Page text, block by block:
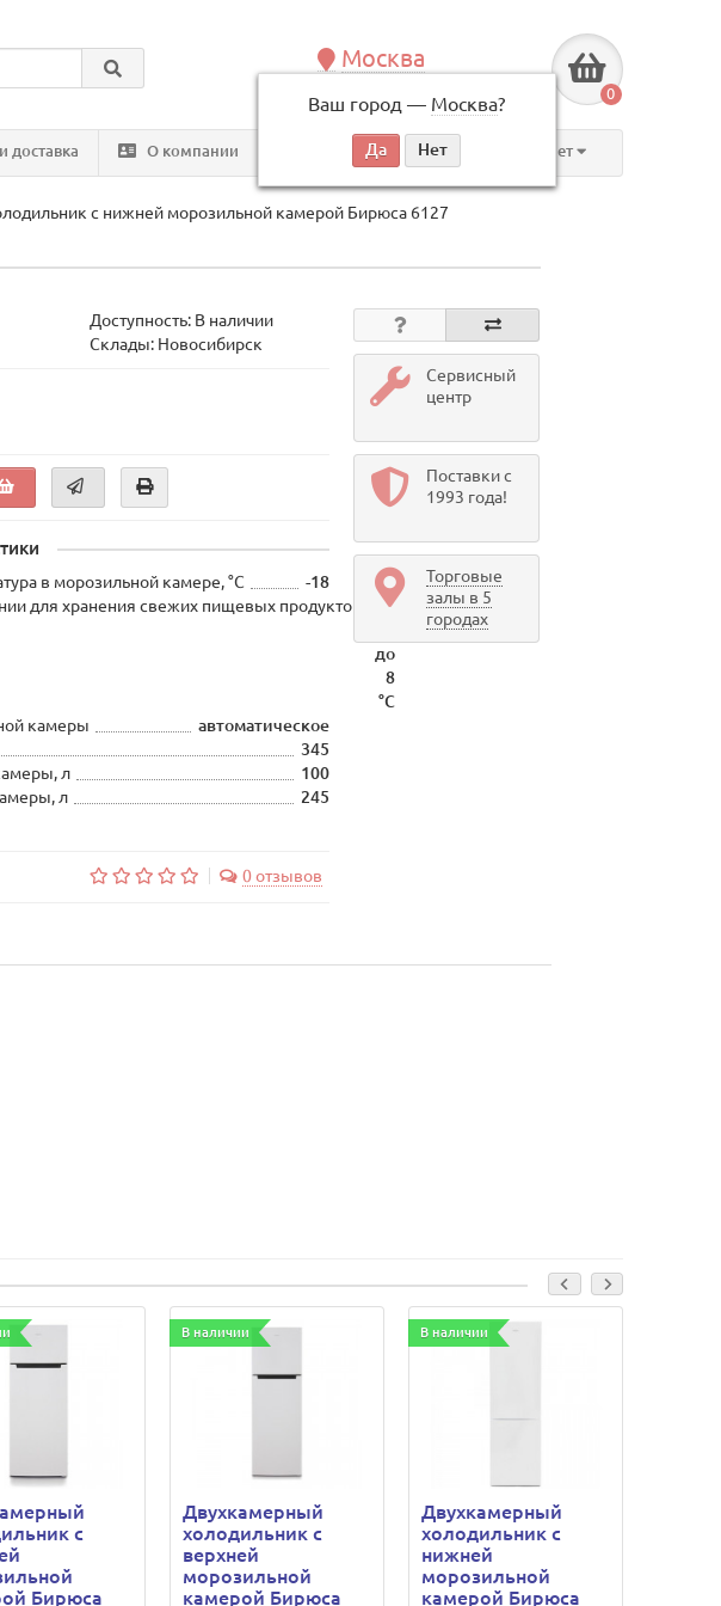
Москва
Ваш город — Москва?
по будням, с 09:00 до 18:00
0
доставка О компании Контакты Личный кабинет
с нижней морозильной камерой Бирюса 6127
Доступность: В наличии
Склады: Новосибирск
в морозильной камере, °C
-18
для хранения свежих пищевых продуктов
От
до
8
°C
камеры
автоматическое
345
л
100
л
245
0 отзывов
Сервисный
центр
Поставки с
1993 года!
Торговые
залы в 5
городах
с
Бирюса
В наличии
Двухкамерный
холодильник с
верхней
морозильной
камерой Бирюса
В наличии
Двухкамерный
холодильник с
нижней
морозильной
камерой Бирюса